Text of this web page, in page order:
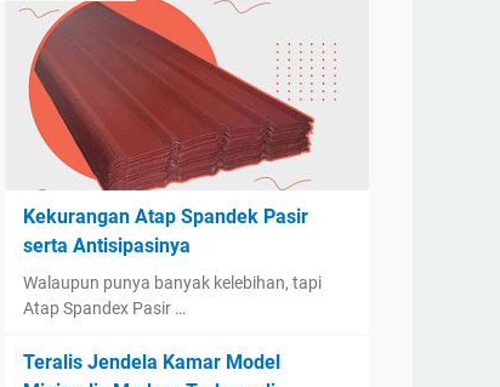
Kekurangan Atap Spandek Pasir
serta Antisipasinya
Walaupun punya banyak kelebihan, tapi
Atap Spandex Pasir …
Teralis Jendela Kamar Model